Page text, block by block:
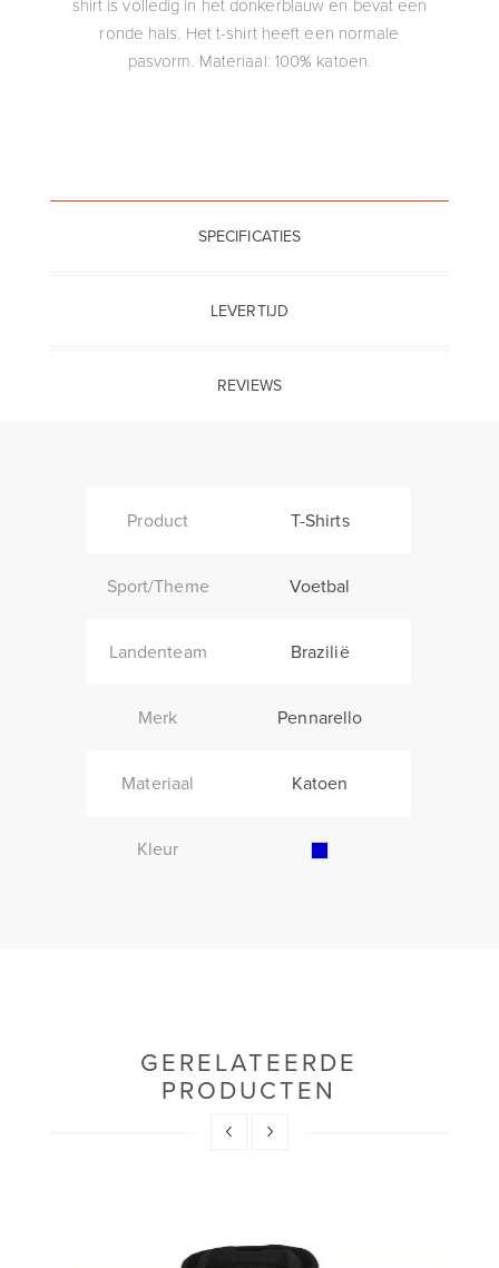
ronde hals. Het t-shirt heeft een normale
pasvorm. Materiaal: 100% katoen.
SPECIFICATIES
LEVERTIJD
REVIEWS
Product T-Shirts
Sport/Theme Voetbal
Landenteam Brazilië
Merk Pennarello
Materiaal Katoen
Kleur
GERELATEERDE
PRODUCTEN